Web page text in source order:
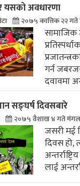
यसको अवधारणा
२०७५ कात्तिक २२ गते
सामाजिक
गर्न
दवावमा
सङ्घर्ष दिवसबारे
२०७५ वैशाख ४ गते
जसरी मई
दिवस हो,
लाई